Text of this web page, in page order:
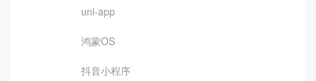
uni-app
鸿蒙OS
抖音小程序